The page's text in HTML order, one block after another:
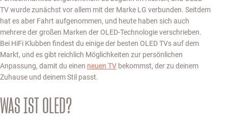
TV wurde zunächst vor allem mit der Marke LG verbunden. Seitdem
hat es aber Fahrt aufgenommen, und heute haben sich auch
mehrere der großen Marken der OLED-Technologie verschrieben.
Bei HiFi Klubben findest du einige der besten OLED TVs auf dem
Markt, und es gibt reichlich Möglichkeiten zur persönlichen
Anpassung, damit du einen neuen TV bekommst, der zu deinem
Zuhause und deinem Stil passt.
WAS IST OLED?